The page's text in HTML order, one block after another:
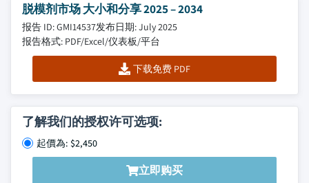
脱模剂市场 大小和分享 2025 – 2034
报告 ID: GMI14537发布日期: July 2025
报告格式: PDF/Excel/仪表板/平台
下载免费 PDF
了解我们的授权许可选项:
起價為: $2,450
立即购买